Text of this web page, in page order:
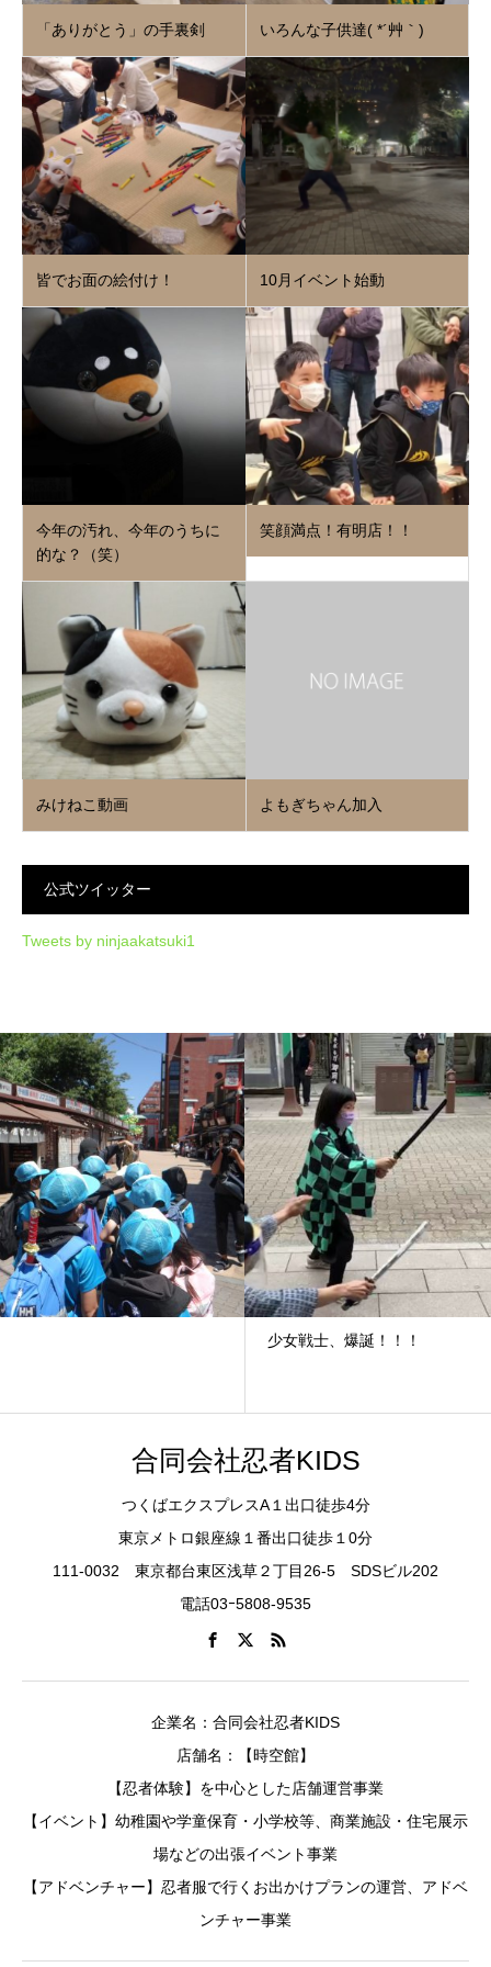
「ありがとう」の手裏剣 いろんな子供達( *´艸｀)
皆でお面の絵付け！ 10月イベント始動
今年の汚れ、今年のうちに
的な？（笑）
笑顔満点！有明店！！
みけねこ動画 よもぎちゃん加入
公式ツイッター
Tweets by ninjaakatsuki1
少女戦士、爆誕！！！
合同会社忍者KIDS
つくばエクスプレスA１出口徒歩4分
東京メトロ銀座線１番出口徒歩１0分
111-0032 東京都台東区浅草２丁目26-5 SDSビル202
電話03ｰ5808-9535
企業名：合同会社忍者KIDS
店舗名：【時空館】
【忍者体験】を中心とした店舗運営事業
【イベント】幼稚園や学童保育・小学校等、商業施設・住宅展示
場などの出張イベント事業
【アドベンチャー】忍者服で行くお出かけプランの運営、アドベ
ンチャー事業